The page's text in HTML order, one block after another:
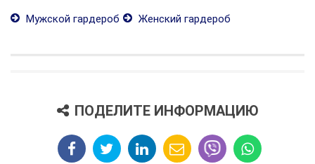
Мужской гардероб Женский гардероб
ПОДЕЛИТЕ ИНФОРМАЦИЮ